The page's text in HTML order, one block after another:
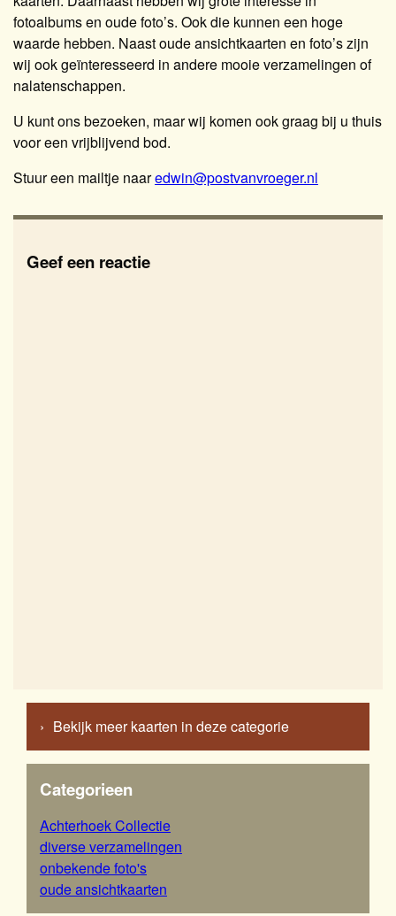
fotoalbums en oude foto’s. Ook die kunnen een hoge
waarde hebben. Naast oude ansichtkaarten en foto’s zijn
wij ook geïnteresseerd in andere mooie verzamelingen of
nalatenschappen.
U kunt ons bezoeken, maar wij komen ook graag bij u thuis
voor een vrijblijvend bod.
Stuur een mailtje naaredwin@postvanvroeger.nl
Geef een reactie
Bekijk meer kaarten in deze categorie
Categorieen
Achterhoek Collectie
diverse verzamelingen
onbekende foto's
oude ansichtkaarten